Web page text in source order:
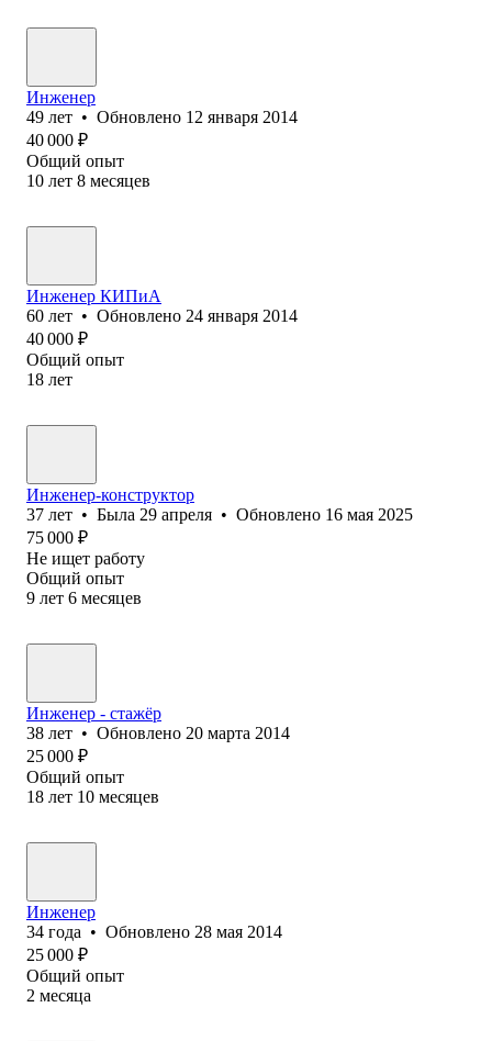
Инженер
49 лет • Обновлено 12 января 2014
40 000 ₽
Общий опыт
10 лет 8 месяцев
Инженер КИПиА
60 лет • Обновлено 24 января 2014
40 000 ₽
Общий опыт
18 лет
Инженер-конструктор
37 лет • Была 29 апреля • Обновлено 16 мая 2025
75 000 ₽
Не ищет работу
Общий опыт
9 лет 6 месяцев
Инженер - стажёр
38 лет • Обновлено 20 марта 2014
25 000 ₽
Общий опыт
18 лет 10 месяцев
Инженер
34 года • Обновлено 28 мая 2014
25 000 ₽
Общий опыт
2 месяца